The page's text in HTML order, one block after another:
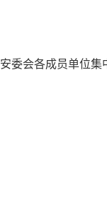
委会各成员单位集